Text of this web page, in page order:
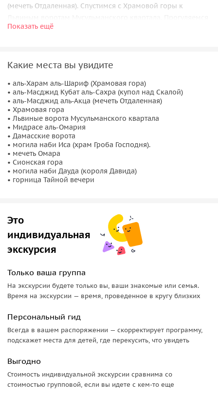
(мечеть Отдаленная). Спустимся с Храмовой горы к
по мусульманскому кварталу: начнем от Львиных ворот,
улицами с пряностями, кофе и всякой всячиной,
Посетим могилу наби Иса (храм Гроба Господня). Рядом
находится мечеть Омара, построенная на месте молитвы
халифа. Отправимся на Сионскую гору, где находится
могила наби Дауда (короля Давида) и мечеть на могиле
пророка (горница Тайной вечери).
Важная информация:
Форма одежды скромная, удобная обувь.
Показать ещё
Какие места вы увидите
• аль-Харам аль-Шариф (Храмовая гора)
• аль-Масджид Кубат аль-Сахра (купол над Скалой)
• аль-Масджид аль-Акца (мечеть Отдаленная)
• Храмовая гора
• Львиные ворота Мусульманского квартала
• Мидрасе аль-Омария
• Дамасские ворота
• могила наби Иса (храм Гроба Господня).
• мечеть Омара
• Сионская гора
• могила наби Дауда (короля Давида)
• горница Тайной вечери
Это
индивидуальная
экскурсия
Только ваша группа
На экскурсии будете только вы, ваши знакомые или семья.
Время на экскурсии — время, проведенное в кругу близких
Персональный гид
Всегда в вашем распоряжении — скорректирует программу,
подскажет места для детей, где перекусить, что увидеть
Выгодно
Стоимость индивидуальной экскурсии сравнима со
стоимостью групповой, если вы идете с кем-то еще